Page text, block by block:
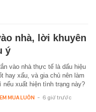
nhà, lời khuyên
ý
vào nhà thực tế là dấu hiệu
hay xấu, và gia chủ nên làm
nếu xuất hiện tình trạng này?
MUA LUÔN - 6 giờ trước